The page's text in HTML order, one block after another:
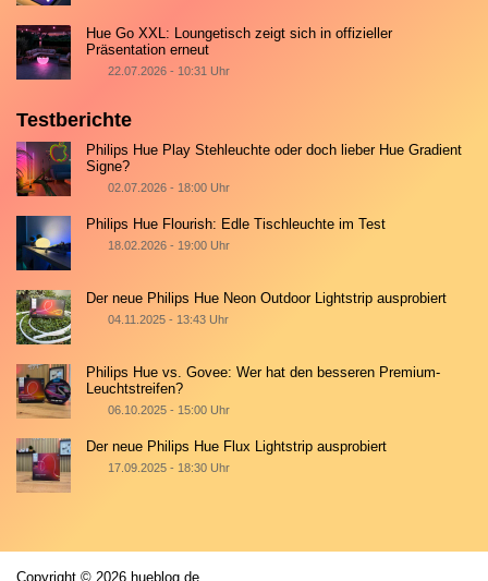
Hue Go XXL: Loungetisch zeigt sich in offizieller
Präsentation erneut
22.07.2026 - 10:31 Uhr
Testberichte
Philips Hue Play Stehleuchte oder doch lieber Hue Gradient
Signe?
02.07.2026 - 18:00 Uhr
Philips Hue Flourish: Edle Tischleuchte im Test
18.02.2026 - 19:00 Uhr
Der neue Philips Hue Neon Outdoor Lightstrip ausprobiert
04.11.2025 - 13:43 Uhr
Philips Hue vs. Govee: Wer hat den besseren Premium-
Leuchtstreifen?
06.10.2025 - 15:00 Uhr
Der neue Philips Hue Flux Lightstrip ausprobiert
17.09.2025 - 18:30 Uhr
Copyright © 2026 hueblog.de